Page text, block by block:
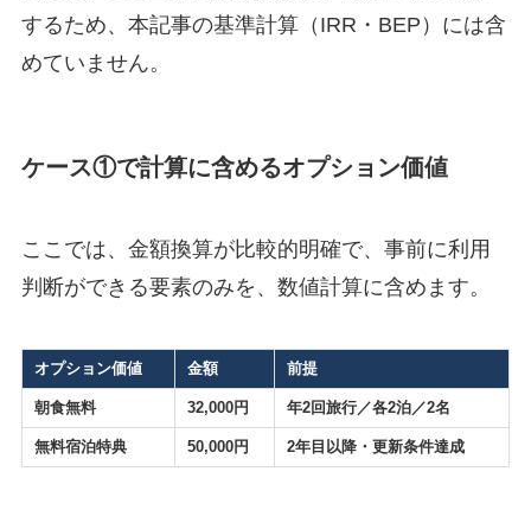
するため、本記事の基準計算（IRR・BEP）には含
めていません。
ケース①で計算に含めるオプション価値
ここでは、金額換算が比較的明確で、事前に利用
判断ができる要素のみを、数値計算に含めます。
オプション価値 金額 前提
朝食無料 32,000円 年2回旅行／各2泊／2名
無料宿泊特典 50,000円 2年目以降・更新条件達成